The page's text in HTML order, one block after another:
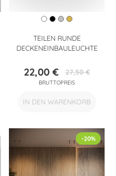
TEILEN RUNDE
DECKENEINBAULEUCHTE
Preis
22,00 €Verkaufspreis
27,50 €
BRUTTOPREIS
IN DEN WARENKORB
-20%